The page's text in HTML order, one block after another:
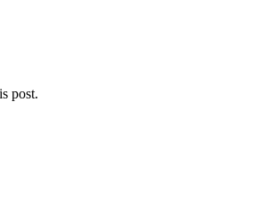
post.